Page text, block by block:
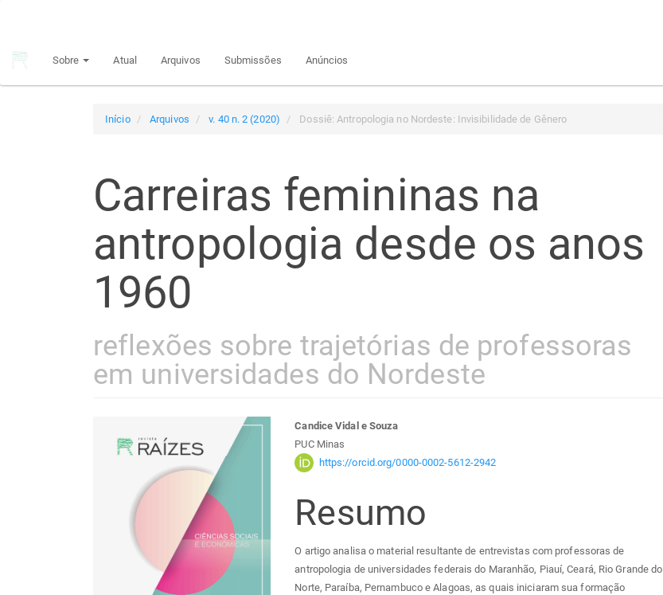
principal
Sobre Atual Arquivos Submissões Anúncios
Início Arquivos v. 40 n. 2 (2020) Dossiê: Antropologia no Nordeste: Invisibilidade de Gênero
Carreiras femininas na
antropologia desde os anos
1960
reflexões sobre trajetórias de professoras
em universidades do Nordeste
Barra
lateral
de
artigos
Conteúdo
do
artigo
principal
Candice Vidal e Souza
PUC Minas
https://orcid.org/0000-0002-5612-2942
Resumo
O artigo analisa o material resultante de entrevistas com professoras de
antropologia de universidades federais do Maranhão, Piauí, Ceará, Rio Grande do
Norte, Paraíba, Pernambuco e Alagoas, as quais iniciaram sua formação